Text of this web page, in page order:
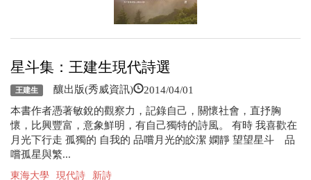
星斗集：王建生現代詩選
王建生 釀出版(秀威資訊) 2014/04/01
本書作者憑著敏銳的觀察力，記錄自己，關懷社會，直抒胸
懷，比興豐富，意象鮮明，有自己獨特的詩風。 有時 我喜歡在
月光下行走 孤獨的 自我的 品嚐月光的皎潔 嫻靜 望望星斗 品
嚐孤星與繁...
東海大學 現代詩 新詩